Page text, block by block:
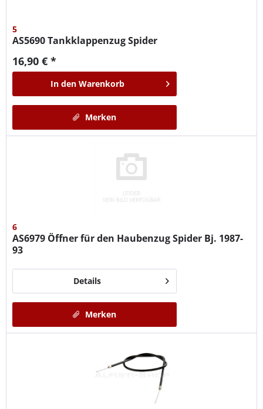
5
AS5690Tankklappenzug Spider
16,90 € *
In den Warenkorb
Merken
6
AS6979 Öffner für den Haubenzug Spider Bj. 1987-
93
Details
Merken